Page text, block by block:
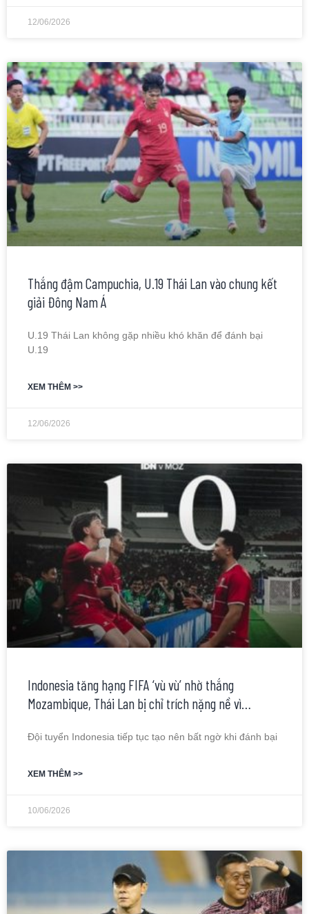
12/06/2026
Thắng đậm Campuchia, U.19 Thái Lan vào chung kết
giải Đông Nam Á
U.19 Thái Lan không gặp nhiều khó khăn để đánh bại
U.19
XEM THÊM >>
12/06/2026
Indonesia tăng hạng FIFA ‘vù vù’ nhờ thắng
Mozambique, Thái Lan bị chỉ trích nặng nề vì…
Đội tuyển Indonesia tiếp tục tạo nên bất ngờ khi đánh bại
XEM THÊM >>
10/06/2026